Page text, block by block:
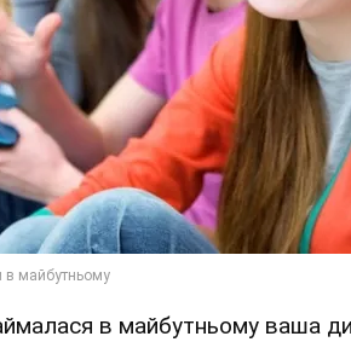
в майбутньому ваша